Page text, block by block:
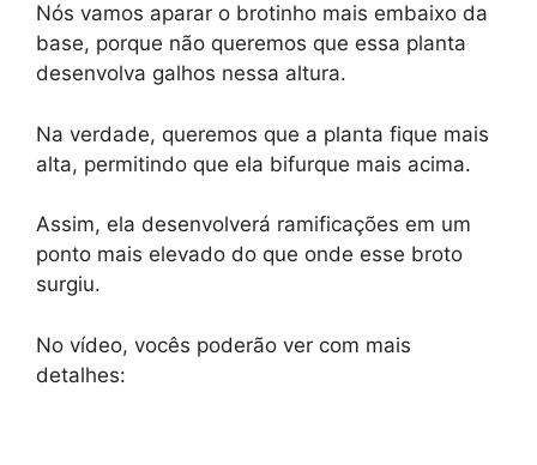
Nós vamos aparar o brotinho mais embaixo da
base, porque não queremos que essa planta
desenvolva galhos nessa altura.
Na verdade, queremos que a planta fique mais
alta, permitindo que ela bifurque mais acima.
Assim, ela desenvolverá ramificações em um
ponto mais elevado do que onde esse broto
surgiu.
No vídeo, vocês poderão ver com mais
detalhes: